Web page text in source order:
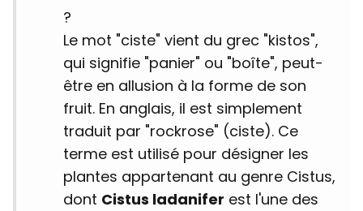
?
Le mot "ciste" vient du grec "kistos",
qui signifie "panier" ou "boîte", peut-
être en allusion à la forme de son
fruit. En anglais, il est simplement
traduit par "rockrose" (ciste). Ce
terme est utilisé pour désigner les
plantes appartenant au genre Cistus,
dont Cistus ladanifer est l'une des